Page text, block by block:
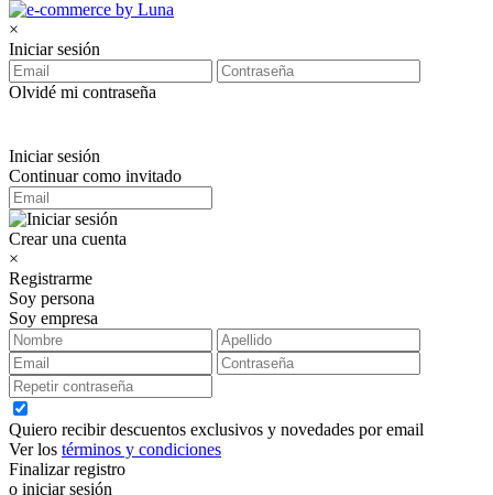
×
Iniciar sesión
Olvidé mi contraseña
Iniciar sesión
Continuar como invitado
Crear una cuenta
×
Registrarme
Soy persona
Soy empresa
Quiero recibir descuentos exclusivos y novedades por email
Ver los términos y condiciones
Finalizar registro
o iniciar sesión